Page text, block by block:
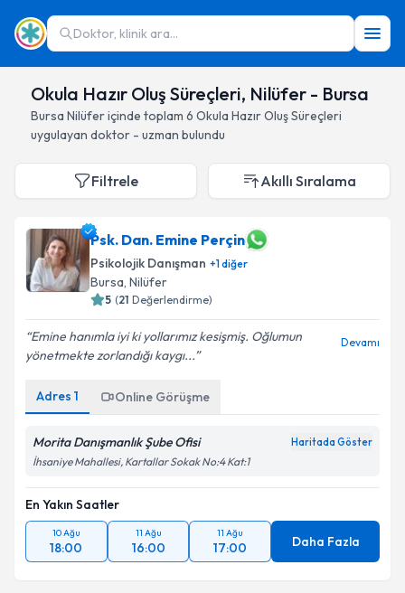
Doktor, klinik ara...
Okula Hazır Oluş Süreçleri, Nilüfer - Bursa
Bursa Nilüferiçinde toplam 6 Okula Hazır Oluş Süreçleri
uygulayan doktor - uzman bulundu
Filtrele Akıllı Sıralama
Psk. Dan. Emine Perçin
Psikolojik Danışman +1diğer
Bursa, Nilüfer
5 (21 Değerlendirme)
Emine hanımla iyi ki yollarımız kesişmiş. Oğlumun
yönetmekte zorlandığı kaygı...
Devamı
Adres 1 Online Görüşme
Morita Danışmanlık Şube Ofisi Haritada Göster
İhsaniye Mahallesi, Kartallar Sokak No:4 Kat:1
En Yakın Saatler
10 Ağu
18:00
11 Ağu
16:00
11 Ağu
17:00 Daha Fazla